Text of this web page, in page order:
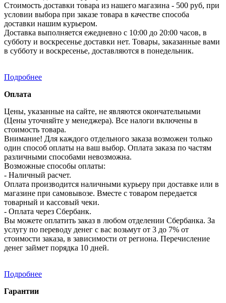
Стоимость доставки товара из нашего магазина - 500 руб, при
условии выбора при заказе товара в качестве способа
доставки нашим курьером.
Доставка выполняется ежедневно с 10:00 до 20:00 часов, в
субботу и воскресенье доставки нет. Товары, заказанные вами
в субботу и воскресенье, доставляются в понедельник.
Подробнее
Оплата
Цены, указанные на сайте, не являются окончательными
(Цены уточняйте у менеджера). Все налоги включены в
стоимость товара.
Внимание! Для каждого отдельного заказа возможен только
один способ оплаты на ваш выбор. Оплата заказа по частям
различными способами невозможна.
Возможные способы оплаты:
- Наличный расчет.
Оплата производится наличными курьеру при доставке или в
магазине при самовывозе. Вместе с товаром передается
товарный и кассовый чеки.
- Оплата через Сбербанк.
Вы можете оплатить заказ в любом отделении Сбербанка. За
услугу по переводу денег с вас возьмут от 3 до 7% от
стоимости заказа, в зависимости от региона. Перечисление
денег займет порядка 10 дней.
Подробнее
Гарантии